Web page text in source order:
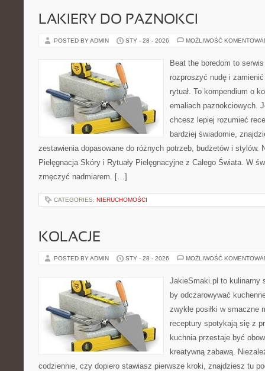
LAKIERY DO PAZNOKCI
POSTED BY ADMIN STY - 28 - 2026 MOŻLIWOŚĆ
Beat the boredom to
rozproszyć nudę i
rytuał. To kompendium o
emaliach paznokciowych.
chcesz lepiej rozumieć
bardziej świadomie,
zestawienia dopasowane do różnych potrzeb, budżetów i stylów.
Pielęgnacja Skóry i Rytuały Pielęgnacyjne z Całego Świata. W
zmęczyć nadmiarem. […]
CATEGORIES: NIERUCHOMOŚCI
KOLACJE
POSTED BY ADMIN STY - 28 - 2026 MOŻLIWOŚĆ
JakieSmaki.pl to kulinarny
by odczarowywać
zwykłe posiłki w smaczne
receptury spotykają się z
kuchnia przestaje być
kreatywną zabawą.
codziennie, czy dopiero stawiasz pierwsze kroki, znajdziesz tu